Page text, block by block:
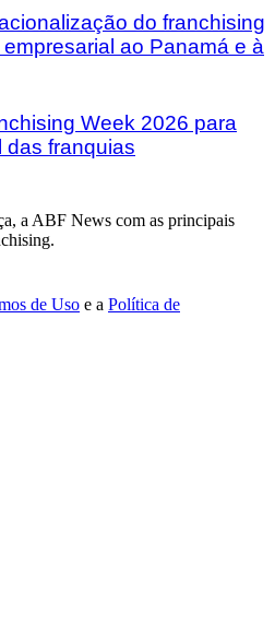
do franchising
ao Panamá e à
Week 2026 para
franquias
a ABF News com as principais
de Uso e a Política de